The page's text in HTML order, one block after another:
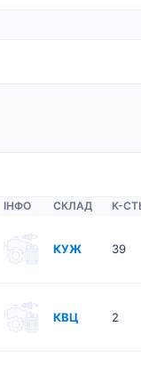
ІНФО СКЛАД К-
КУЖ 39
КВЦ 2